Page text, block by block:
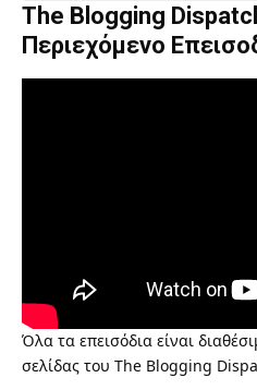
The Blogging
Περιεχόμενο
Όλα τα επεισόδια είναι
σελίδας του The Blogging